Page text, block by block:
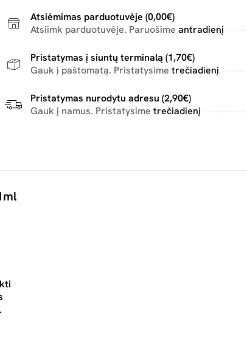
Atsiėmimas parduotuvėje (0,00€)
Atsiimk parduotuvėje. Paruošime antradienį
Pristatymas į siuntų terminalą (1,70€)
Gauk į paštomatą. Pristatysime trečiadienį
Pristatymas nurodytu adresu (2,90€)
Gauk į namus. Pristatysime trečiadienį